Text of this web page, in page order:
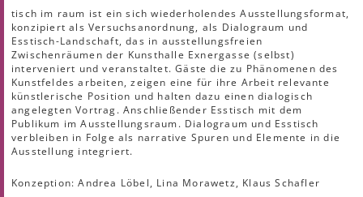
tisch im raum ist ein sich wiederholendes Ausstellungsformat,
konzipiert als Versuchsanordnung, als Dialograum und
Esstisch-Landschaft, das in ausstellungsfreien
Zwischenräumen der Kunsthalle Exnergasse (selbst)
interveniert und veranstaltet. Gäste die zu Phänomenen des
Kunstfeldes arbeiten, zeigen eine für ihre Arbeit relevante
künstlerische Position und halten dazu einen dialogisch
angelegten Vortrag. Anschließender Esstisch mit dem
Publikum im Ausstellungsraum. Dialograum und Esstisch
verbleiben in Folge als narrative Spuren und Elemente in die
Ausstellung integriert.
Konzeption: Andrea Löbel, Lina Morawetz, Klaus Schafler